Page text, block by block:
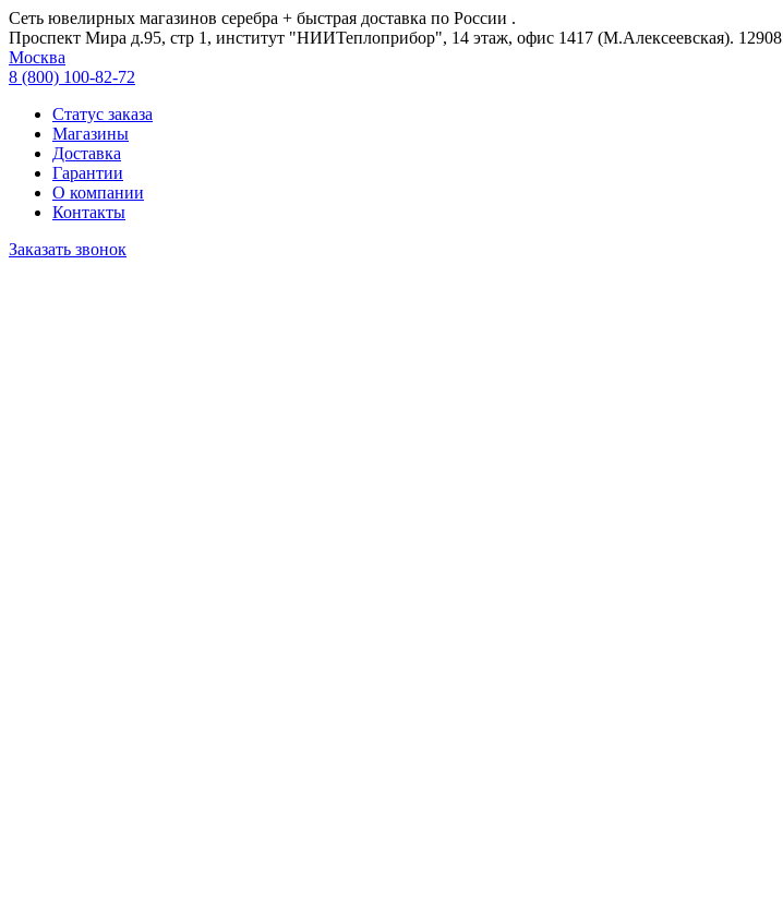
Сеть ювелирных магазинов серебра + быстрая доставка по России .
Проспект Мира д.95, стр 1, институт "НИИТеплоприбор", 14 этаж, офис 1417 (М.Алексеевская).
Москва
8 (800) 100-82-72
Статус заказа
Магазины
Доставка
Гарантии
О компании
Контакты
Заказать звонок